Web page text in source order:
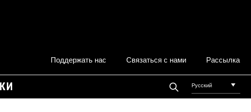
Поддержать нас Связаться с нами Рассылка
Русский